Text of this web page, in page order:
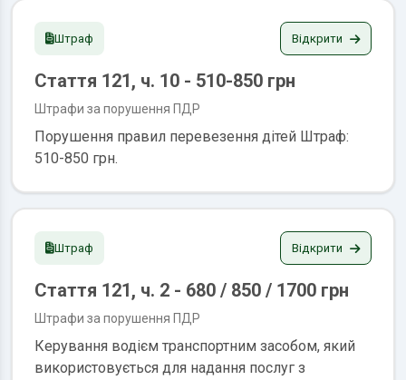
забороняється, або переобладнаний з
порушенням відповідних правил, норм і
стандартів Штраф: 340 / 850 / 1700 грн.
позбавлення права керування транспортними
або адміністративний арешт на строк від п’яти до
десяти діб
Штраф Відкрити
Стаття 121, ч. 10 - 510-850 грн
Штрафи за порушення ПДР
Порушення правил перевезення дітей Штраф:
510-850 грн.
Штраф Відкрити
Стаття 121, ч. 2 - 680 / 850 / 1700 грн
Штрафи за порушення ПДР
Керування водієм транспортним засобом, який
використовується для надання послуг з